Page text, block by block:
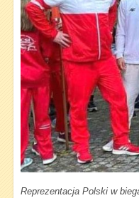
Reprezentacja Polski w